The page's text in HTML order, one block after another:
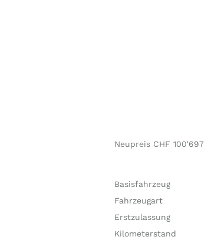
Neupreis CHF 100'697
Basisfahrzeug
Fahrzeugart
Erstzulassung
Kilometerstand